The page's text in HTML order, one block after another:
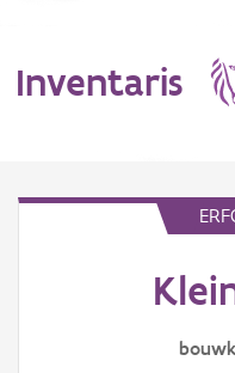
Inventaris